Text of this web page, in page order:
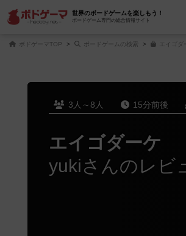
世界のボードゲームを楽しもう！
ボードゲーム専門の総合情報サイト
ボドゲーマTOP ボードゲームの検索 エイゴダ
3人～8人 15分前後
エイゴダーケ
yukiさんのレビ